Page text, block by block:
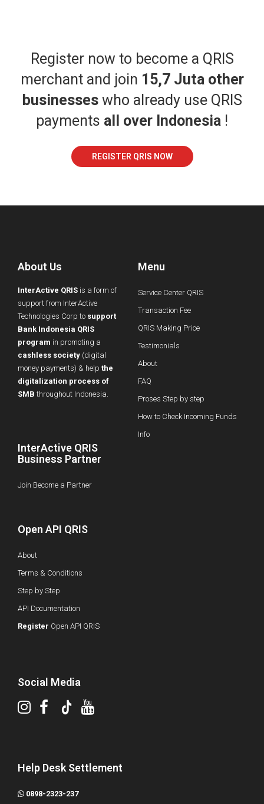
Register now to become a QRIS
merchant and join 15,7 Juta other
businesseswho already use QRIS
payments all over Indonesia !
REGISTER QRIS NOW
About Us
InterActive QRIS is a form of
support from InterActive
Technologies Corp to support
Bank Indonesia QRIS
program in promoting a
cashless society (digital
money payments) & help the
digitalization process of
SMB throughout Indonesia.
InterActive QRIS
Business Partner
Join Become a Partner
Menu
Service Center QRIS
Transaction Fee
QRIS Making Price
Testimonials
About
FAQ
Proses Step by step
How to Check Incoming Funds
Info
Open API QRIS
About
Terms & Conditions
Step by Step
API Documentation
Register Open API QRIS
Social Media
Help Desk Settlement
0898-2323-237